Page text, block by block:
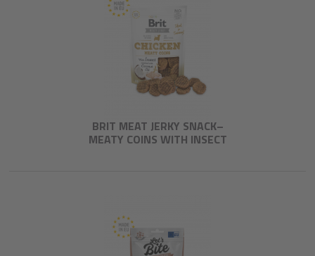
BRIT MEAT JERKY SNACK–
MEATY COINS WITH INSECT